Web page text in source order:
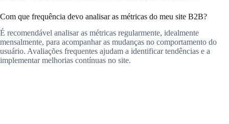
Com que frequência devo analisar as métricas do meu site B2B?
É recomendável analisar as métricas regularmente, idealmente
mensalmente, para acompanhar as mudanças no comportamento do
usuário. Avaliações frequentes ajudam a identificar tendências e a
implementar melhorias contínuas no site.